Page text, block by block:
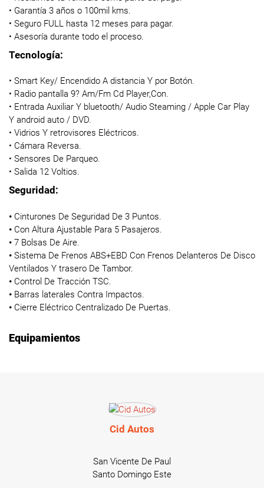
• Garantía 3 años o 100mil kms.
• Seguro FULL hasta 12 meses para pagar.
• Asesoría durante todo el proceso.
Tecnología:
• Smart Key/ Encendido A distancia Y por Botón.
• Radio pantalla 9? Am/Fm Cd Player,Con.
• Entrada Auxiliar Y bluetooth/ Audio Steaming / Apple Car Play
Y android auto / DVD.
• Vidrios Y retrovisores Eléctricos.
• Cámara Reversa.
• Sensores De Parqueo.
• Salida 12 Voltios.
Seguridad:
• Cinturones De Seguridad De 3 Puntos.
• Con Altura Ajustable Para 5 Pasajeros.
• 7 Bolsas De Aire.
• Sistema De Frenos ABS+EBD Con Frenos Delanteros De Disco
Ventilados Y trasero De Tambor.
• Control De Tracción TSC.
• Barras laterales Contra Impactos.
• Cierre Eléctrico Centralizado De Puertas.
Equipamientos
Cid Autos
San Vicente De Paul
Santo Domingo Este